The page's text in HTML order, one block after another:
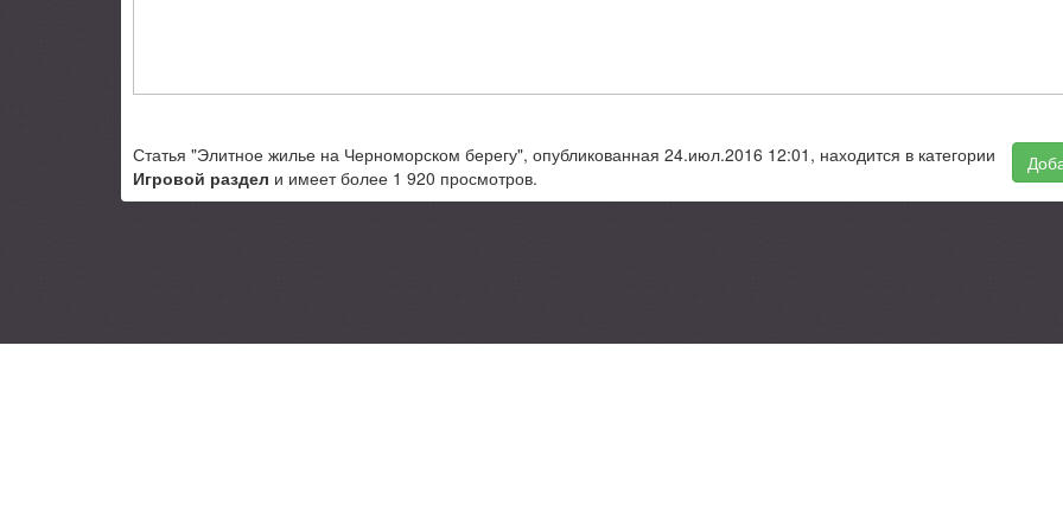
Статья "Элитное жилье на Черноморском берегу", опубликованная 24.июл.2016 12:01, находится в категории
Игровой раздел и имеет более 1 920 просмотров.